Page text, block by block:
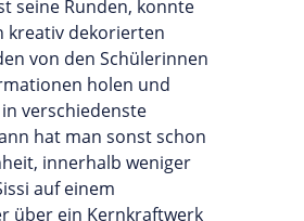
seine Runden, konnte
kreativ dekorierten
von den Schülerinnen
holen und
verschiedenste
hat man sonst schon
innerhalb weniger
auf einem
über ein Kernkraftwerk